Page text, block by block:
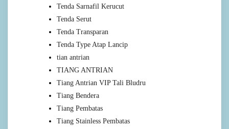
Tenda Sarnafil Kerucut
Tenda Serut
Tenda Transparan
Tenda Type Atap Lancip
tian antrian
TIANG ANTRIAN
Tiang Antrian VIP Tali Bludru
Tiang Bendera
Tiang Pembatas
Tiang Stainless Pembatas